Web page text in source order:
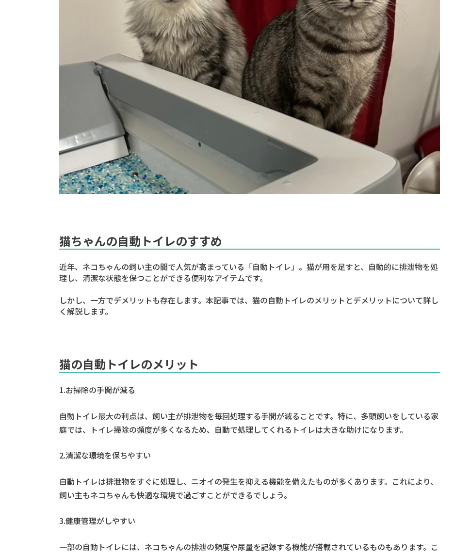
猫ちゃんの自動トイレのすすめ
近年、ネコちゃんの飼い主の間で人気が高まっている「自動トイレ」。猫が用を足すと、自動的に排泄物を処
理し、清潔な状態を保つことができる便利なアイテムです。
しかし、一方でデメリットも存在します。本記事では、猫の自動トイレのメリットとデメリットについて詳し
く解説します。
猫の自動トイレのメリット
1.お掃除の手間が減る
自動トイレ最大の利点は、飼い主が排泄物を毎回処理する手間が減ることです。特に、多頭飼いをしている家
庭では、トイレ掃除の頻度が多くなるため、自動で処理してくれるトイレは大きな助けになります。
2.清潔な環境を保ちやすい
自動トイレは排泄物をすぐに処理し、ニオイの発生を抑える機能を備えたものが多くあります。これにより、
飼い主もネコちゃんも快適な環境で過ごすことができるでしょう。
3.健康管理がしやすい
一部の自動トイレには、ネコちゃんの排泄の頻度や尿量を記録する機能が搭載されているものもあります。こ